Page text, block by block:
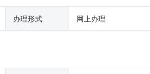
办理形式 网上办理